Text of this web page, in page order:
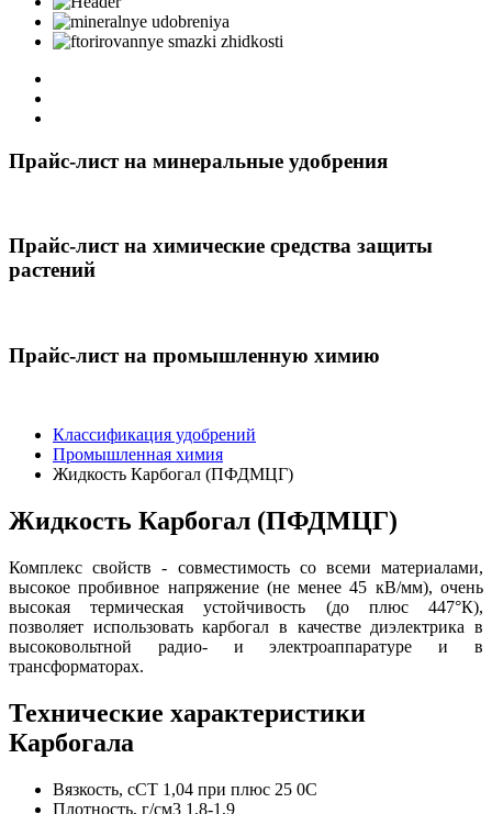
Прайс-лист на минеральные удобрения
Прайс-лист на химические средства защиты
растений
Прайс-лист на промышленную химию
Классификация удобрений
Промышленная химия
Жидкость Карбогал (ПФДМЦГ)
Жидкость Карбогал (ПФДМЦГ)
Комплекс свойств - совместимость со всеми материалами,
высокое пробивное напряжение (не менее 45 кВ/мм), очень
высокая термическая устойчивость (до плюс 447°К),
позволяет использовать карбогал в качестве диэлектрика в
высоковольтной радио- и электроаппаратуре и в
трансформаторах.
Технические характеристики
Карбогала
Вязкость, сСТ 1,04 при плюс 25 0С
Плотность, г/см3 1,8-1,9